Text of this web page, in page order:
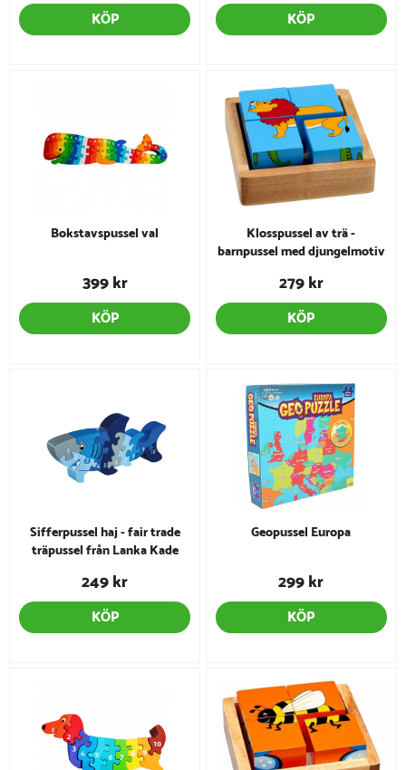
KÖP KÖP
Bokstavspussel val
399 kr
KÖP
Klosspussel av trä -
barnpussel med djungelmotiv
279 kr
KÖP
Sifferpussel haj - fair trade
träpussel från Lanka Kade
249 kr
KÖP
Geopussel Europa
299 kr
KÖP